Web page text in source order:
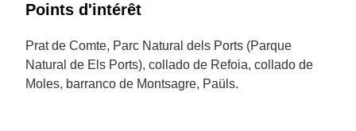
Points d'intérêt
Prat de Comte, Parc Natural dels Ports (Parque
Natural de Els Ports), collado de Refoia, collado de
Moles, barranco de Montsagre, Paüls.